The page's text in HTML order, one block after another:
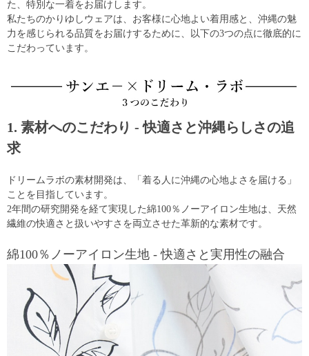
た、特別な一着をお届けします。
私たちのかりゆしウェアは、お客様に心地よい着用感と、沖縄の魅
力を感じられる品質をお届けするために、以下の3つの点に徹底的に
こだわっています。
1. 素材へのこだわり - 快適さと沖縄らしさの追
求
ドリームラボの素材開発は、「着る人に沖縄の心地よさを届ける」
ことを目指しています。
2年間の研究開発を経て実現した綿100％ノーアイロン生地は、天然
繊維の快適さと扱いやすさを両立させた革新的な素材です。
綿100％ノーアイロン生地 - 快適さと実用性の融合